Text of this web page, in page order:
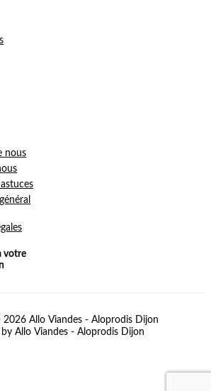
nous
votre
Allo Viandes - Aloprodis Dijon
by Allo Viandes - Aloprodis Dijon